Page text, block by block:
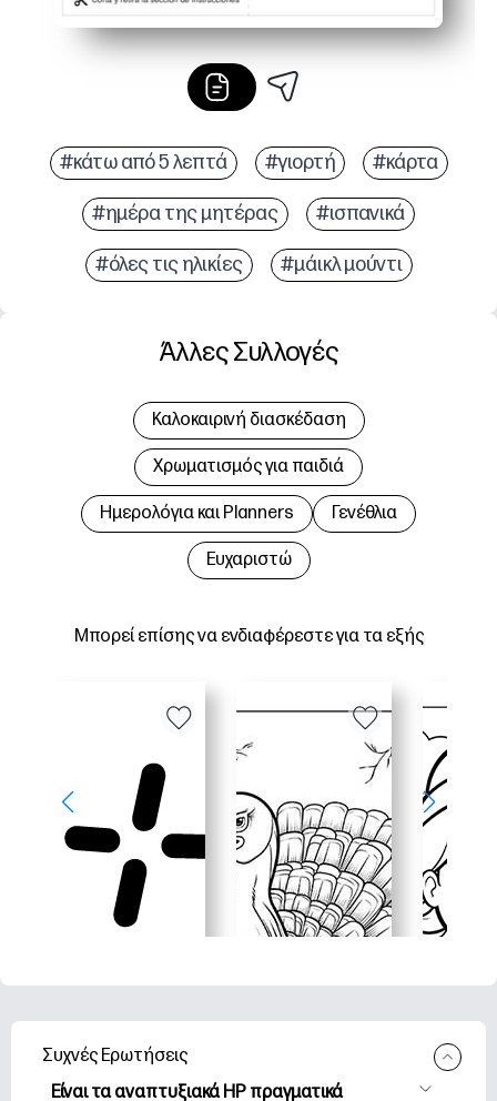
#κάτω από 5 λεπτά #γιορτή #κάρτα
#ημέρα της μητέρας #ισπανικά
#όλες τις ηλικίες #μάικλ μούντι
Μπορεί επίσης να ενδιαφέρεστε για τα εξής
Άλλες Συλλογές
Καλοκαιρινή διασκέδαση
Χρωματισμός για παιδιά
Hμερολόγια και Planners Γενέθλια
Ευχαριστώ
Συχνές Ερωτήσεις
Είναι τα αναπτυξιακά HP πραγματικά